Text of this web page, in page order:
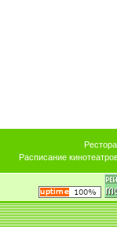
Расписание